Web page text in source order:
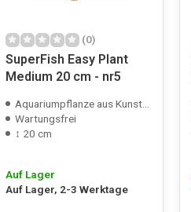
(0)
SuperFish Easy Plant
Medium 20 cm - nr5
Aquariumpflanze aus Kunststoff
Wartungsfrei
↕ 20 cm
Auf Lager
Auf Lager, 2-3 Werktage